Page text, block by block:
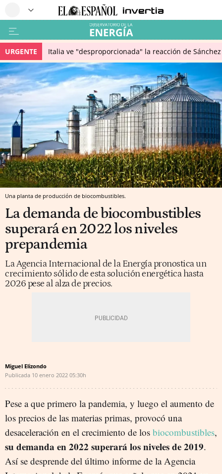
URGENTE Italia ve "desproporcionada" la reacción de
Una planta de producción de biocombustibles.
La demanda de biocombustibles
superará en 2022 los niveles
prepandemia
La Agencia Internacional de la Energía pronostica un
crecimiento sólido de esta solución energética hasta
2026 pese al alza de precios.
Miguel Elizondo
Publicada 10 enero 2022 05:30h
Pese a que primero la pandemia, y luego el aumento de
los precios de las materias primas, provocó una
desaceleración en el crecimiento de los biocombustibles,
su demanda en 2022 superará los niveles de 2019.
Así se desprende del último informe de la Agencia